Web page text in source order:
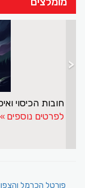
חובות הכיסוי
לפרטים נוספים
<
פורטל הכרמל והצפון